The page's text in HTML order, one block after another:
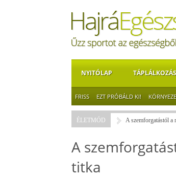
NYITÓLAP TÁPLÁLKOZÁS
FRISS EZT PRÓBÁLD KI!
ÉLETMÓD A szemforgatástól a
A
titka